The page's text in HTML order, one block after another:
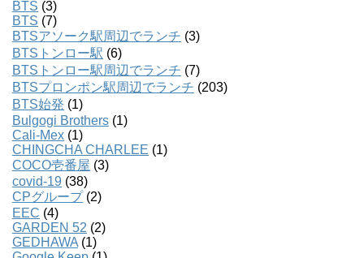
BTS (3)
BTS (7)
BTSアソーク駅周辺でランチ (3)
BTSトンロー駅 (6)
BTSトンロー駅周辺でランチ (7)
BTSプロンポン駅周辺でランチ (203)
BTS始発 (1)
Bulgogi Brothers (1)
Cali-Mex (1)
CHINGCHA CHARLEE (1)
COCO壱番屋 (3)
covid-19 (38)
CPグループ(2)
EEC (4)
GARDEN 52 (2)
GEDHAWA (1)